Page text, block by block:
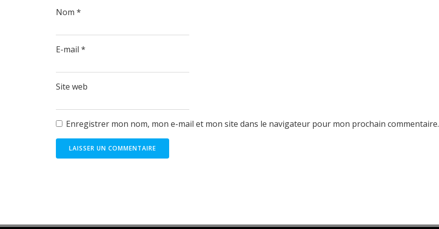
Nom *
E-mail *
Site web
Enregistrer mon nom, mon e-mail et mon site dans le navigateur pour mon prochain commentaire.